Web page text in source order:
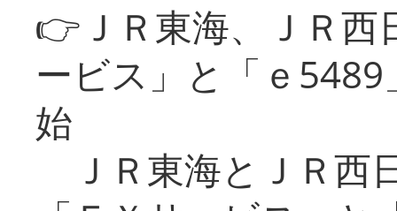
👉ＪＲ東海、ＪＲ
ービス」と「ｅ
始
ＪＲ東海とＪＲ西